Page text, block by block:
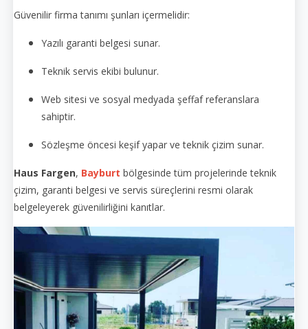
Güvenilir firma tanımı şunları içermelidir:
Yazılı garanti belgesi sunar.
Teknik servis ekibi bulunur.
Web sitesi ve sosyal medyada şeffaf referanslara
sahiptir.
Sözleşme öncesi keşif yapar ve teknik çizim sunar.
Haus Fargen, Bayburt bölgesinde tüm projelerinde teknik
çizim, garanti belgesi ve servis süreçlerini resmi olarak
belgeleyerek güvenilirliğini kanıtlar.